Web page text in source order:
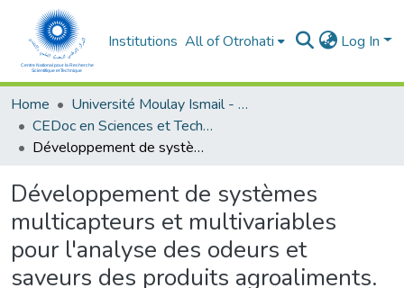
Institutions All of Otrohati Log In
Home
Université Moulay Ismail - Meknès
CEDoc en Sciences et Techniques et Sciences Médicales (CED - STSM)
Développement de systèmes multicapteurs et multivariables pour l'analyse des odeurs et saveurs des produits agroaliments.
Développement de systèmes
multicapteurs et multivariables
pour l'analyse des odeurs et
saveurs des produits agroaliments.